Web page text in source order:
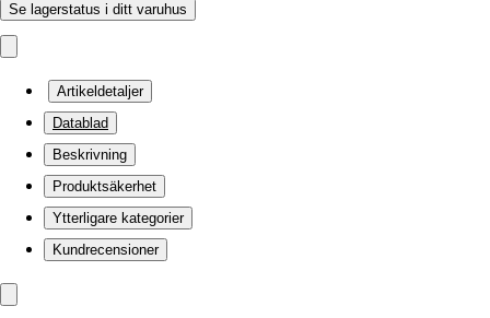
Se lagerstatus i ditt varuhus
Artikeldetaljer
Datablad
Beskrivning
Produktsäkerhet
Ytterligare kategorier
Kundrecensioner